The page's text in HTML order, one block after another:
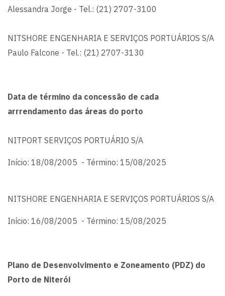
Alessandra Jorge - Tel.: (21) 2707-3100
NITSHORE ENGENHARIA E SERVIÇOS PORTUÁRIOS S/A
Paulo Falcone - Tel.: (21) 2707-3130
Data de término da concessão de cada
arrrendamento das áreas do porto
NITPORT SERVIÇOS PORTUÁRIO S/A
Início: 18/08/2005 - Término: 15/08/2025
NITSHORE ENGENHARIA E SERVIÇOS PORTUÁRIOS S/A
Início: 16/08/2005 - Término: 15/08/2025
Plano de Desenvolvimento e Zoneamento (PDZ) do
Porto de Niterói